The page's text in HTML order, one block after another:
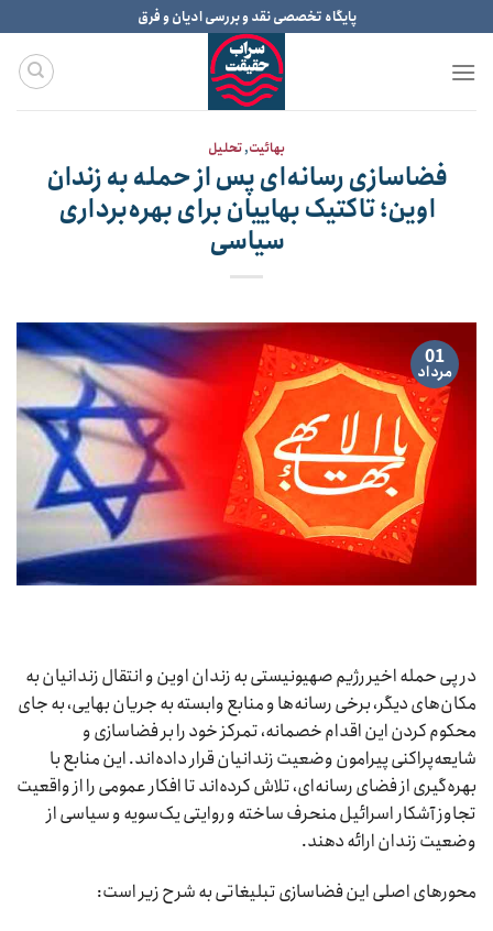
to
content
پایگاه تخصصی نقد و بررسی ادیان و فرق
بهائیت,تحلیل
فضاسازی رسانه‌ای پس از حمله به زندان
اوین؛ تاکتیک بهاییان برای بهره‌برداری
سیاسی
01
مرداد
در پی حمله اخیر رژیم صهیونیستی به زندان اوین و انتقال زندانیان به
مکان‌های دیگر، برخی رسانه‌ها و منابع وابسته به جریان بهایی، به جای
محکوم کردن این اقدام خصمانه، تمرکز خود را بر فضاسازی و
شایعه‌پراکنی پیرامون وضعیت زندانیان قرار داده‌اند. این منابع با
بهره‌گیری از فضای رسانه‌ای، تلاش کرده‌اند تا افکار عمومی را از واقعیت
تجاوز آشکار اسرائیل منحرف ساخته و روایتی یک‌سویه و سیاسی از
وضعیت زندان ارائه دهند.
محورهای اصلی این فضاسازی تبلیغاتی به شرح زیر است: